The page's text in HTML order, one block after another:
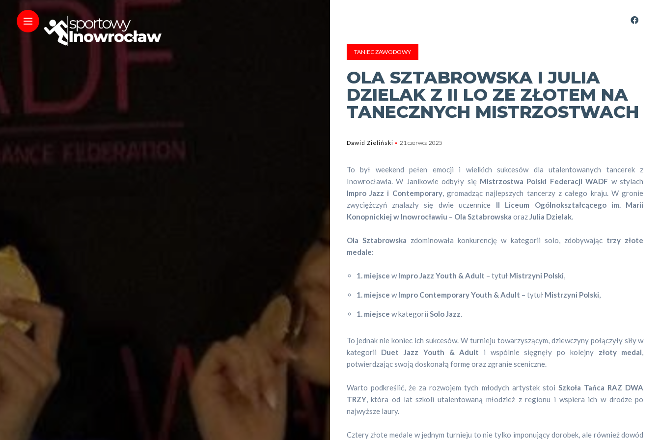
Sportowa
pogadanka
TANIEC ZAWODOWY
OLA SZTABROWSKA I JULIA
DZIELAK Z II LO ZE ZŁOTEM NA
TANECZNYCH MISTRZOSTWACH
Dawid Zieliński 21 czerwca 2025
To był weekend pełen emocji i wielkich sukcesów dla utalentowanych tancerek z
Inowrocławia. W Janikowie odbyły się Mistrzostwa Polski Federacji WADF w stylach
Impro Jazz i Contemporary, gromadząc najlepszych tancerzy z całego kraju. W gronie
zwyciężczyń znalazły się dwie uczennice II Liceum Ogólnokształcącego im. Marii
Konopnickiej w Inowrocławiu – Ola Sztabrowska orazJulia Dzielak.
Ola Sztabrowska zdominowała konkurencję w kategorii solo, zdobywając trzy złote
medale:
1. miejsce wImpro Jazz Youth & Adult – tytuł Mistrzyni Polski,
1. miejsce wImpro Contemporary Youth & Adult – tytuł Mistrzyni Polski,
1. miejsce w kategorii Solo Jazz.
To jednak nie koniec ich sukcesów. W turnieju towarzyszącym, dziewczyny połączyły siły w
kategorii Duet Jazz Youth & Adult i wspólnie sięgnęły po kolejny złoty medal,
potwierdzając swoją doskonałą formę oraz zgranie sceniczne.
Warto podkreślić, że za rozwojem tych młodych artystek stoi Szkoła Tańca RAZ DWA
TRZY, która od lat szkoli utalentowaną młodzież z regionu i wspiera ich w drodze po
najwyższe laury.
Cztery złote medale w jednym turnieju to nie tylko imponujący dorobek, ale również dowód